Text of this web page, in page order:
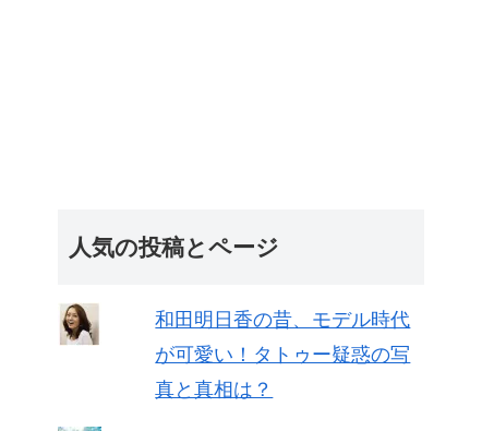
人気の投稿とページ
和田明日香の昔、モデル時代
が可愛い！タトゥー疑惑の写
真と真相は？